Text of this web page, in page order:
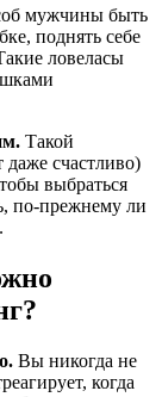
мужчины быть
поднять себе
ловеласы
Такой
счастливо)
выбраться
по-прежнему ли
Вы никогда не
когда